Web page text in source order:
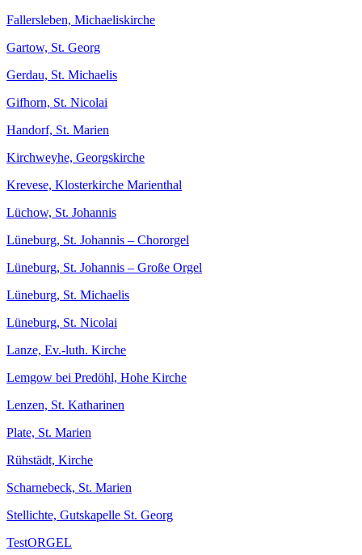
Fallersleben, Michaeliskirche
Gartow, St. Georg
Gerdau, St. Michaelis
Gifhorn, St. Nicolai
Handorf, St. Marien
Kirchweyhe, Georgskirche
Krevese, Klosterkirche Marienthal
Lüchow, St. Johannis
Lüneburg, St. Johannis – Chororgel
Lüneburg, St. Johannis – Große Orgel
Lüneburg, St. Michaelis
Lüneburg, St. Nicolai
Lanze, Ev.-luth. Kirche
Lemgow bei Predöhl, Hohe Kirche
Lenzen, St. Katharinen
Plate, St. Marien
Rühstädt, Kirche
Scharnebeck, St. Marien
Stellichte, Gutskapelle St. Georg
TestORGEL